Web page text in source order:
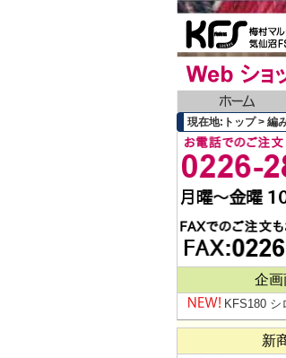
現在地:トップ > 編
企画
KFS180 シ
新